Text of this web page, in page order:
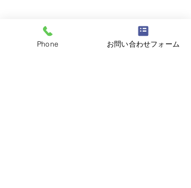
Phone お問い合わせフォーム